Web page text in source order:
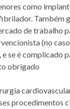
como
Também
de trabalho
(no
se é complicado
obrigado
procedimentos